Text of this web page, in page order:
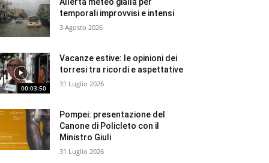
temporali improvvisi e intensi
3 Agosto 2026
00:03:50
Vacanze estive: le opinioni dei
torresi tra ricordi e aspettative
31 Luglio 2026
Pompei: presentazione del
Canone di Policleto con il
Ministro Giuli
31 Luglio 2026